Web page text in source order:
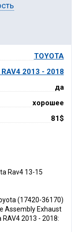
TOYOTA
2013 - 2018
да
хорошее
81$
Rav4 13-15
(17420-36170)
Assembly Exhaust
2013 - 2018: